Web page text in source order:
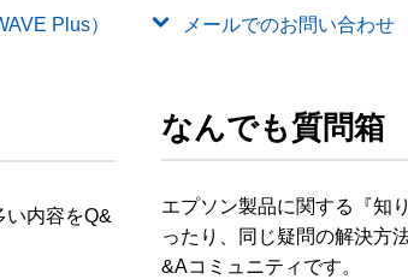
Plus） メールでのお問い合わせ
い内容をQ&
なんでも質問箱
エプソン製品に関する『知
ったり、同じ疑問の解決方
&Aコミュニティです。